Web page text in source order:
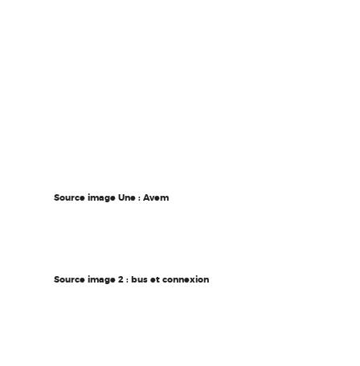
Source image Une : Avem
Source image 2 : bus et connexion